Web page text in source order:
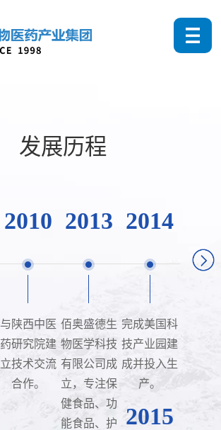
发展历程
2010
与陕西中医
药研究院建
立技术交流
合作。
2013
佰奥盛德生
物医学科技
有限公司成
立，专注保
健食品、功
能食品、护
2014
完成美国科
技产业园建
成并投入生
产。
2015